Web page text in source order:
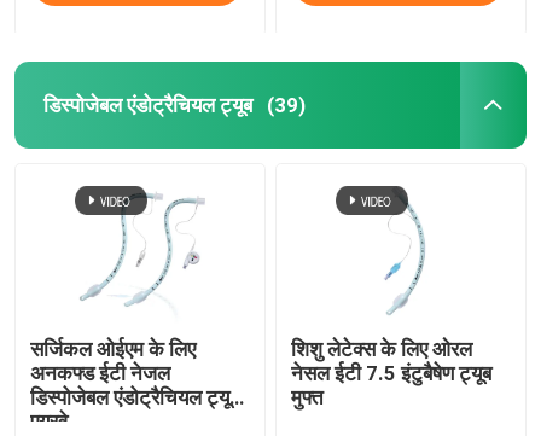
डिस्पोजेबल एंडोट्रैचियल ट्यूब (39)
सर्जिकल ओईएम के लिए
अनकफ्ड ईटी नेजल
डिस्पोजेबल एंडोट्रैचियल ट्यूब
एयरवे
शिशु लेटेक्स के लिए ओरल
नेसल ईटी 7.5 इंटुबैषेण ट्यूब
मुफ्त